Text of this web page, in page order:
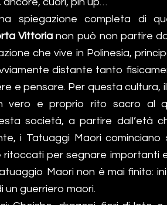
spiegazione completa di
Vittorianon può non partire
che vive in Polinesia,
distante tanto
e pensare. Per questa cultura,
vero e proprio rito sacro al
società, a partire dall’età
i Tatuaggi Maori
per segnare importanti
Maori non è mai finito:
un guerriero maori.